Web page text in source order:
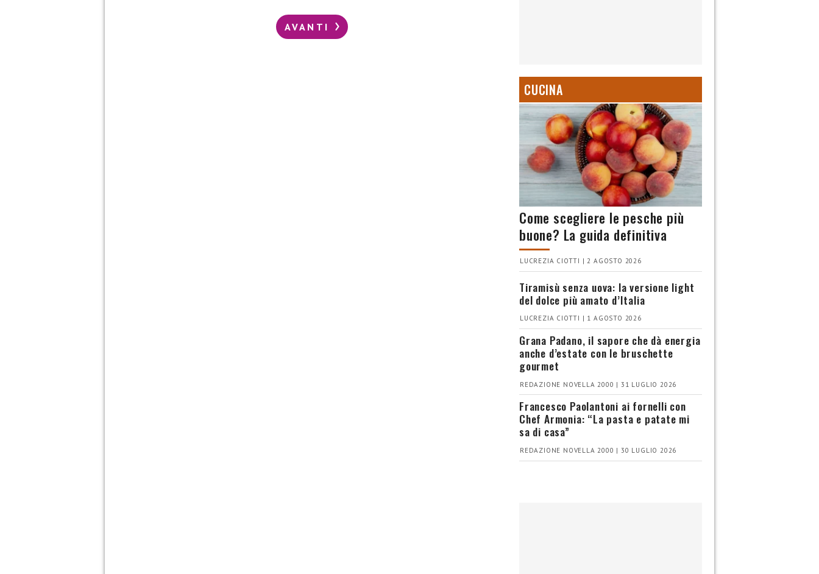
AVANTI
CUCINA
Come scegliere le pesche più
buone? La guida definitiva
LUCREZIA CIOTTI | 2 AGOSTO 2026
Tiramisù senza uova: la versione light
del dolce più amato d’Italia
LUCREZIA CIOTTI | 1 AGOSTO 2026
Grana Padano, il sapore che dà energia
anche d’estate con le bruschette
gourmet
REDAZIONE NOVELLA 2000 | 31 LUGLIO 2026
Francesco Paolantoni ai fornelli con
Chef Armonia: “La pasta e patate mi
sa di casa”
REDAZIONE NOVELLA 2000 | 30 LUGLIO 2026